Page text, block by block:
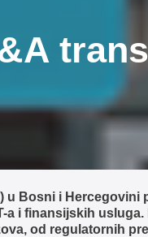
u Bosni i Hercegovini
a i finansijskih usluga.
od regulatornih